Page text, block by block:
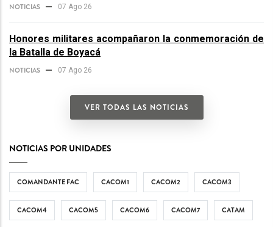
NOTICIAS 07 Ago 26
Honores militares acompañaron la conmemoración de
la Batalla de Boyacá
NOTICIAS 07 Ago 26
VER TODAS LAS NOTICIAS
NOTICIAS POR UNIDADES
COMANDANTE FAC CACOM1 CACOM2 CACOM3
CACOM4 CACOM5 CACOM6 CACOM7 CATAM